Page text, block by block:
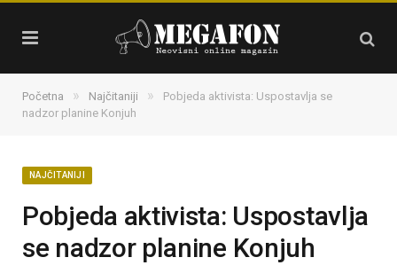
Početna » Najčitaniji »
Pobjeda aktivista: Uspostavlja se
nadzor planine Konjuh
NAJČITANIJI
Pobjeda aktivista: Uspostavlja
se nadzor planine Konjuh